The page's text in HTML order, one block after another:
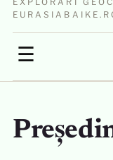
EXPLORĂRI
☰